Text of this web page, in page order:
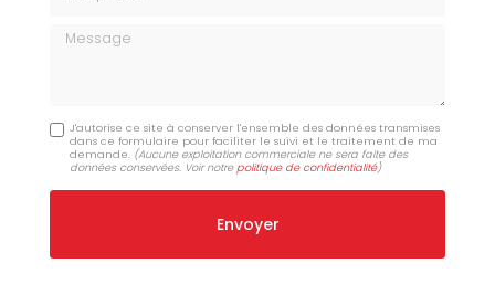
Message
J'autorise ce site à conserver l'ensemble des données transmises
dans ce formulaire pour faciliter le suivi et le traitement de ma
demande. (Aucune exploitation commerciale ne sera faite des
données conservées. Voir notrepolitique de confidentialité)